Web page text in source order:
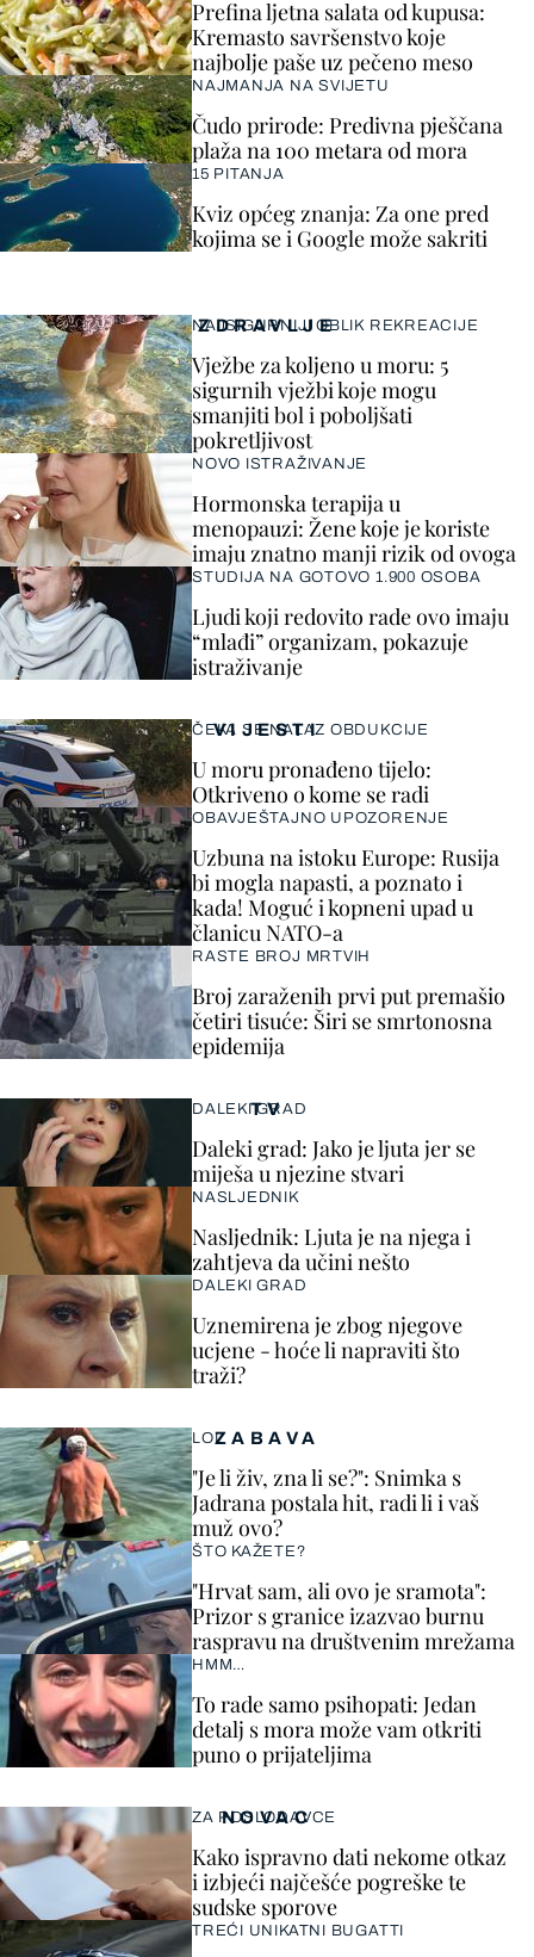
VIJESTI
ČEKA SE NALAZ OBDUKCIJE
U moru pronađeno tijelo:
Otkriveno o kome se radi
OBAVJEŠTAJNO UPOZORENJE
Uzbuna na istoku Europe: Rusija
bi mogla napasti, a poznato i
kada! Moguć i kopneni upad u
članicu NATO-a
RASTE BROJ MRTVIH
Broj zaraženih prvi put premašio
četiri tisuće: Širi se smrtonosna
epidemija
ZDRAVLJE
NAJSIGURNIJI OBLIK REKREACIJE
Vježbe za koljeno u moru: 5
sigurnih vježbi koje mogu
smanjiti bol i poboljšati
pokretljivost
NOVO ISTRAŽIVANJE
Hormonska terapija u
menopauzi: Žene koje je koriste
imaju znatno manji rizik od ovoga
STUDIJA NA GOTOVO 1.900 OSOBA
Ljudi koji redovito rade ovo imaju
“mlađi” organizam, pokazuje
istraživanje
ZABAVA
LOL
"Je li živ, zna li se?": Snimka s
Jadrana postala hit, radi li i vaš
muž ovo?
ŠTO KAŽETE?
"Hrvat sam, ali ovo je sramota":
Prizor s granice izazvao burnu
raspravu na društvenim mrežama
HMM…
To rade samo psihopati: Jedan
detalj s mora može vam otkriti
puno o prijateljima
TV
DALEKI GRAD
Daleki grad: Jako je ljuta jer se
miješa u njezine stvari
NASLJEDNIK
Nasljednik: Ljuta je na njega i
zahtjeva da učini nešto
DALEKI GRAD
Uznemirena je zbog njegove
ucjene - hoće li napraviti što
traži?
Prefina ljetna salata od kupusa:
Kremasto savršenstvo koje
najbolje paše uz pečeno meso
NAJMANJA NA SVIJETU
Čudo prirode: Predivna pješčana
plaža na 100 metara od mora
15 PITANJA
Kviz općeg znanja: Za one pred
kojima se i Google može sakriti
NOVAC
ZA POSLODAVCE
Kako ispravno dati nekome otkaz
i izbjeći najčešće pogreške te
sudske sporove
TREĆI UNIKATNI BUGATTI